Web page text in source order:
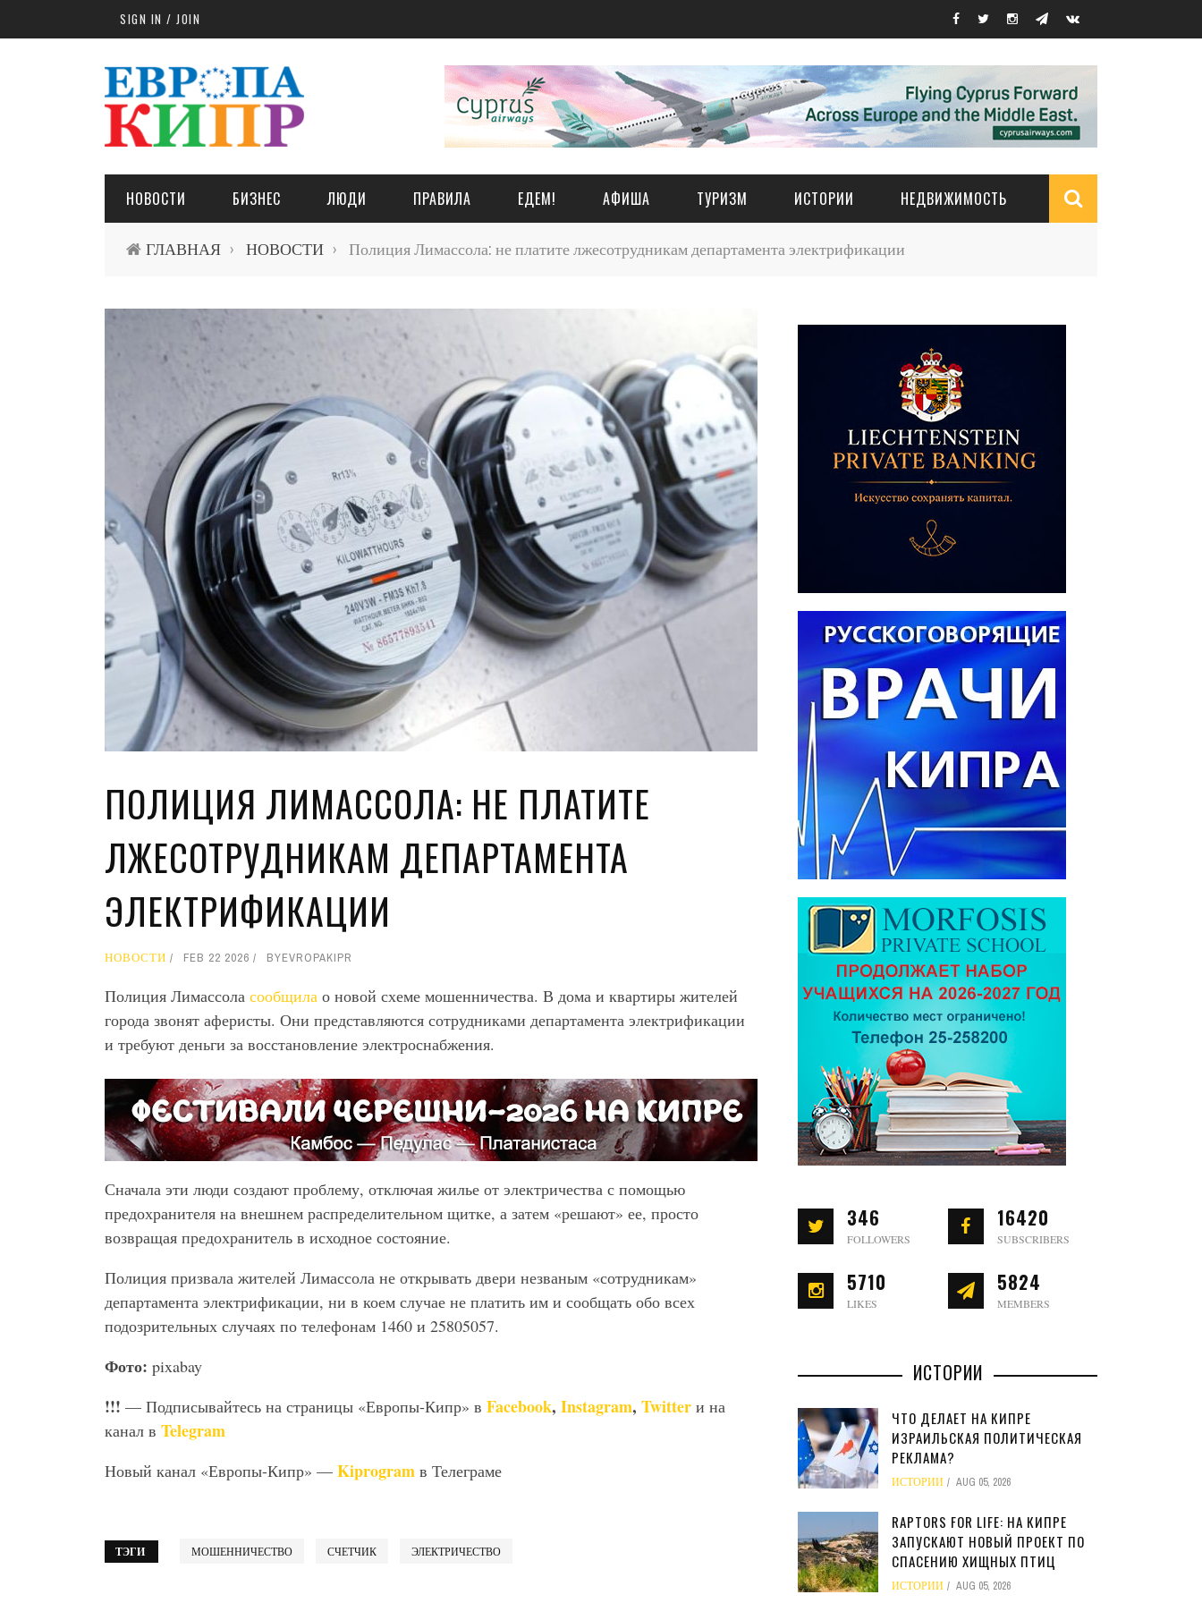
Skip to main contentSIGN IN / JOIN
НОВОСТИ БИЗНЕС ЛЮДИ ПРАВИЛА ЕДЕМ! АФИША ТУРИЗМ ИСТОРИИ НЕДВИЖИМОСТЬ
ГЛАВНАЯ › НОВОСТИ › Полиция Лимассола: не платите лжесотрудникам департамента электрификации
ПОЛИЦИЯ ЛИМАССОЛА: НЕ ПЛАТИТЕ
ЛЖЕСОТРУДНИКАМ ДЕПАРТАМЕНТА
ЭЛЕКТРИФИКАЦИИ
НОВОСТИ FEB 22 2026 BYEVROPAKIPR
Полиция Лимассола сообщила о новой схеме мошенничества. В дома и квартиры жителей
города звонят аферисты. Они представляются сотрудниками департамента электрификации
и требуют деньги за восстановление электроснабжения.
Сначала эти люди создают проблему, отключая жилье от электричества с помощью
предохранителя на внешнем распределительном щитке, а затем «решают» ее, просто
возвращая предохранитель в исходное состояние.
Полиция призвала жителей Лимассола не открывать двери незваным «сотрудникам»
департамента электрификации, ни в коем случае не платить им и сообщать обо всех
подозрительных случаях по телефонам 1460 и 25805057.
Фото: pixabay
!!! — Подписывайтесь на страницы «Европы-Кипр» в Facebook, Instagram, Twitter и на
канал в Telegram
Новый канал «Европы-Кипр» — Kiprogram в Телеграме
ТЭГИ МОШЕННИЧЕСТВО СЧЕТЧИК ЭЛЕКТРИЧЕСТВО
346
FOLLOWERS
16420
SUBSCRIBERS
5710
LIKES
5824
MEMBERS
ИСТОРИИ
ЧТО ДЕЛАЕТ НА КИПРЕ
ИЗРАИЛЬСКАЯ ПОЛИТИЧЕСКАЯ
РЕКЛАМА?
ИСТОРИИ AUG 05, 2026
RAPTORS FOR LIFE: НА КИПРЕ
ЗАПУСКАЮТ НОВЫЙ ПРОЕКТ ПО
СПАСЕНИЮ ХИЩНЫХ ПТИЦ
ИСТОРИИ AUG 05, 2026